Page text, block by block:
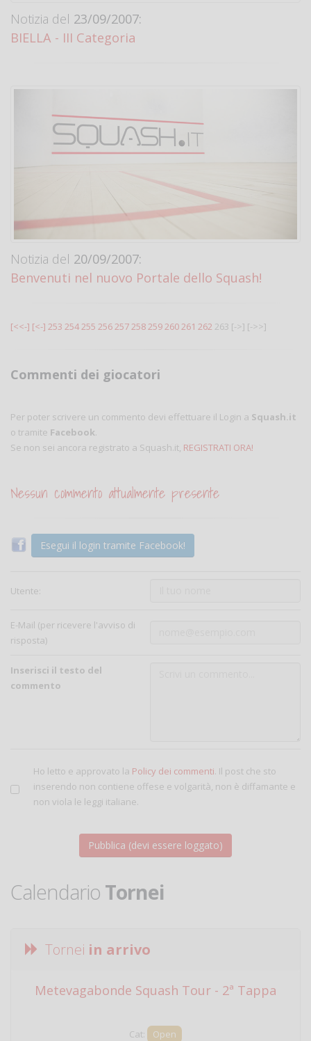
Notizia del 23/09/2007:
BIELLA - III Categoria
Notizia del 20/09/2007:
Benvenuti nel nuovo Portale dello Squash!
[<<-] [<-] 253 254255 256257258259260261 262 263 [->] [->>]
Commenti dei giocatori
Per poter scrivere un commento devi effettuare il Login a Squash.it
o tramite Facebook.
Se non sei ancora registrato a Squash.it, REGISTRATI ORA!
Nessun commento attualmente presente
Esegui il login tramite Facebook!
Utente:
E-Mail (per ricevere l'avviso di
risposta)
Inserisci il testo del
commento
Ho letto e approvato la Policy dei commenti. Il post che sto
inserendo non contiene offese e volgarità, non è diffamante e
non viola le leggi italiane.
Calendario Tornei
Tornei in arrivo
Metevagabonde Squash Tour - 2ª Tappa
Cat:
Open